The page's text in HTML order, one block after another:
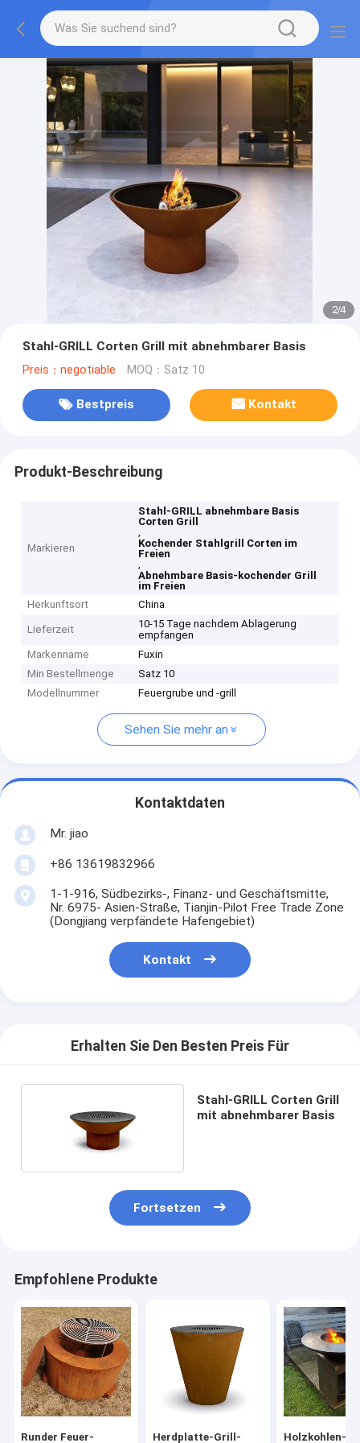
2/4
Stahl-GRILL Corten Grill mit abnehmbarer Basis
Preis：negotiable MOQ：Satz 10
Bestpreis Kontakt
Produkt-Beschreibung
Markieren
Stahl-GRILL abnehmbare Basis
Corten Grill
,
Kochender Stahlgrill Corten im
Freien
,
Abnehmbare Basis-kochender Grill
im Freien
Herkunftsort
China
Lieferzeit
10-15 Tage nachdem Ablagerung
empfangen
Markenname
Fuxin
Min Bestellmenge
Satz 10
Modellnummer
Feuergrube und -grill
Sehen Sie mehr an
Kontaktdaten
Mr. jiao
+86 13619832966
1-1-916, Südbezirks-, Finanz- und Geschäftsmitte,
Nr. 6975- Asien-Straße, Tianjin-Pilot Free Trade Zone
(Dongjiang verpfändete Hafengebiet)
Kontakt
Erhalten Sie Den Besten Preis Für
Stahl-GRILL Corten Grill
mit abnehmbarer Basis
Fortsetzen
Empfohlene Produkte
Runder Feuer- Herdplatte-Grill- Holzkohlen-